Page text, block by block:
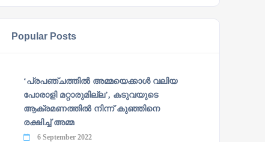
Popular Posts
‘പ്രപഞ്ചത്തില്‍ അമ്മയെക്കാള്‍ വലിയ
പോരാളി മറ്റാരുമില്ല’, കടുവയുടെ
ആക്രമണത്തില്‍ നിന്ന് കുഞ്ഞിനെ
രക്ഷിച്ച് അമ്മ
6 September 2022